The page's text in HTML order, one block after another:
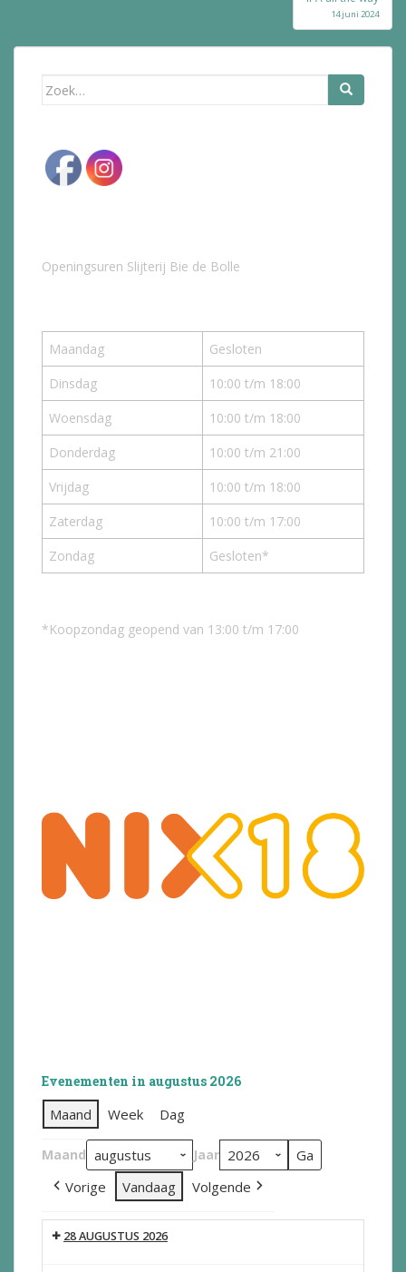
14 juni 2024
Zoek
Openingsuren Slijterij Bie de Bolle
Maandag
Gesloten
Dinsdag
10:00 t/m 18:00
Woensdag
10:00 t/m 18:00
Donderdag
10:00 t/m 21:00
Vrijdag
10:00 t/m 18:00
Zaterdag
10:00 t/m 17:00
Zondag
Gesloten*
*Koopzondag geopend van 13:00 t/m 17:00
Evenementen in augustus 2026
Maand Week Dag
Maand Jaar
Vorige Vandaag Volgende
28 AUGUSTUS 2026